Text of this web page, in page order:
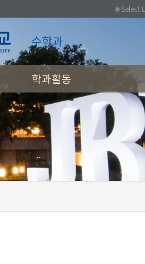
수학과
학과활동